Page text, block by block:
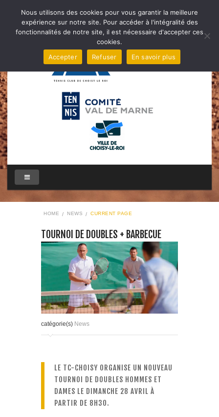
HOME NEWS CURRENT PAGE
TOURNOI DE DOUBLES + BARBECUE
catégorie(s) News
LE TC-CHOISY ORGANISE UN NOUVEAU
TOURNOI DE DOUBLES HOMMES ET
DAMES LE DIMANCHE 28 AVRIL À
PARTIR DE 8H30.
Nous utilisons des cookies pour vous garantir la meilleure
expérience sur notre site. Pour accéder à l'intégralité des
fonctionnalités de notre site, il est nécessaire d'accepter ces
cookies.
Accepter
Refuser En savoir plus